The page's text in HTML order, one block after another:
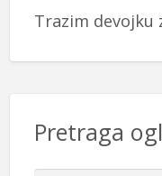
Trazim devojku
Pretraga